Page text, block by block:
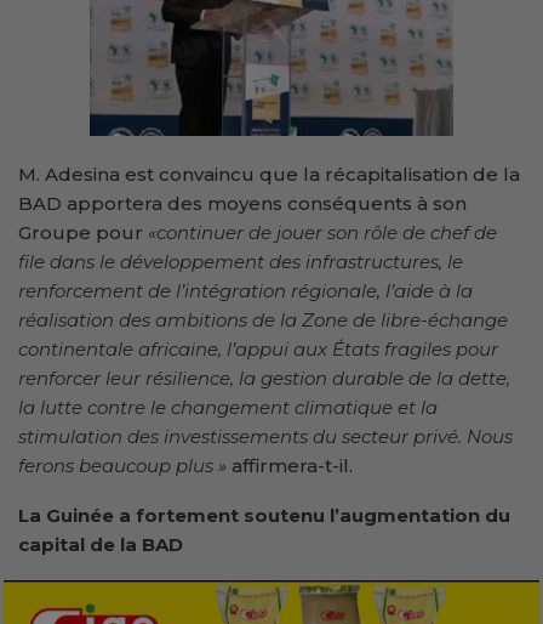
M. Adesina est convaincu que la récapitalisation de la
BAD apportera des moyens conséquents à son
Groupe pour «continuer de jouer son rôle de chef de
file dans le développement des infrastructures, le
renforcement de l’intégration régionale, l’aide à la
réalisation des ambitions de la Zone de libre-échange
continentale africaine, l’appui aux États fragiles pour
renforcer leur résilience, la gestion durable de la dette,
la lutte contre le changement climatique et la
stimulation des investissements du secteur privé. Nous
ferons beaucoup plus » affirmera-t-il.
La Guinée a fortement soutenu l’augmentation du
capital de la BAD